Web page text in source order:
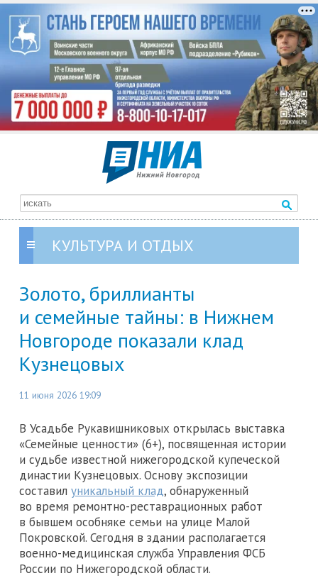
КУЛЬТУРА И ОТДЫХ
Золото, бриллианты
и семейные тайны: в Нижнем
Новгороде показали клад
Кузнецовых
11 июня 2026 19:09
В Усадьбе Рукавишниковых открылась выставка
«Семейные ценности» (6+), посвященная истории
и судьбе известной нижегородской купеческой
династии Кузнецовых. Основу экспозиции
составил уникальный клад, обнаруженный
во время ремонтно-реставрационных работ
в бывшем особняке семьи на улице Малой
Покровской. Сегодня в здании располагается
военно-медицинская служба Управления ФСБ
России по Нижегородской области.